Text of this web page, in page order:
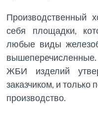
Производственный
себя площадки,
любые виды
ЖБИ изделий
заказчиком, и только
производство.